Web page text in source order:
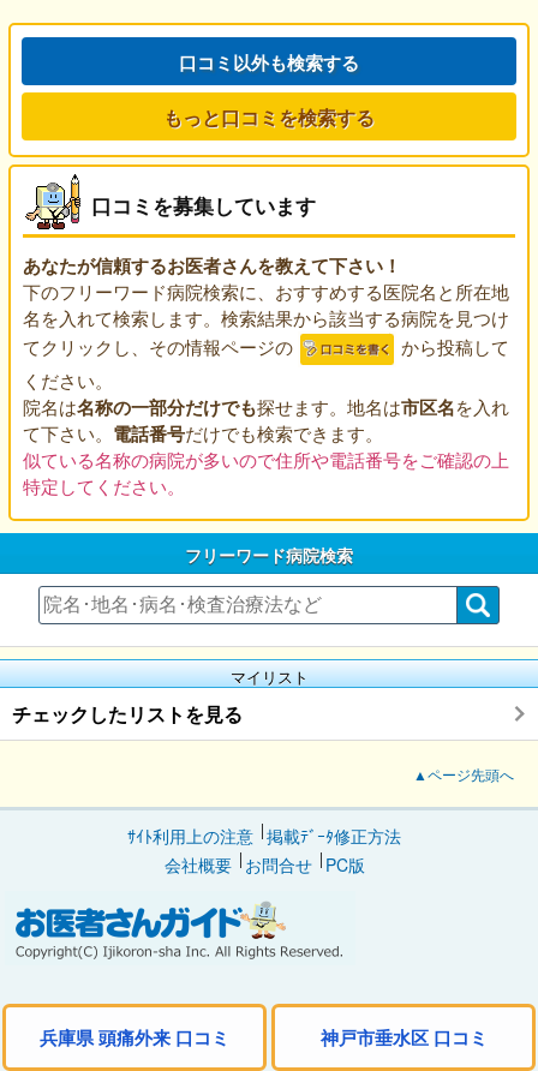
兵庫県 頭痛外来 口コミ 神戸市垂水区 口コミ
口コミ以外も検索する
もっと口コミを検索する
口コミを募集しています
あなたが信頼するお医者さんを教えて下さい！
下のフリーワード病院検索に、おすすめする医院名と所在地
名を入れて検索します。検索結果から該当する病院を見つけ
てクリックし、その情報ページの
から投稿して
ください。
院名は名称の一部分だけでも探せます。地名は市区名を入れ
て下さい。 電話番号だけでも検索できます。
似ている名称の病院が多いので住所や電話番号をご確認の上
特定してください。
フリーワード病院検索
マイリスト
チェックしたリストを見る
▲ページ先頭へ
ｻｲﾄ利用上の注意 掲載ﾃﾞｰﾀ修正方法
会社概要
お問合せ PC版